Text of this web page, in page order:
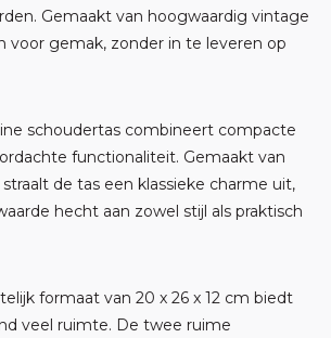
Gemaakt van hoogwaardig vintage
voor gemak, zonder in te leveren op
schoudertas combineert compacte
functionaliteit. Gemaakt van
de tas een klassieke charme uit,
hecht aan zowel stijl als praktisch
formaat van 20 x 26 x 12 cm biedt
veel ruimte. De twee ruime